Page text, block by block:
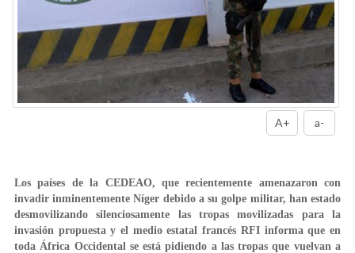
A+ a-
Los países de la CEDEAO, que recientemente amenazaron con
invadir inminentemente Níger debido a su golpe militar, han estado
desmovilizando silenciosamente las tropas movilizadas para la
invasión propuesta y el medio estatal francés RFI informa que en
toda África Occidental se está pidiendo a las tropas que vuelvan a